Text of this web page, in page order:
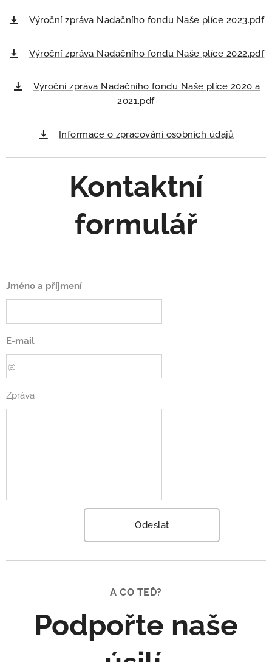
Výroční zpráva Nadačního fondu Naše plíce 2023.pdf
Výroční zpráva Nadačního fondu Naše plíce 2022.pdf
Výroční zpráva Nadačního fondu Naše plíce 2020 a
2021.pdf
Informace o zpracování osobních údajů
Kontaktní
formulář
Jméno a příjmení
E-mail
Zpráva
Odeslat
A CO TEĎ?
Podpořte naše